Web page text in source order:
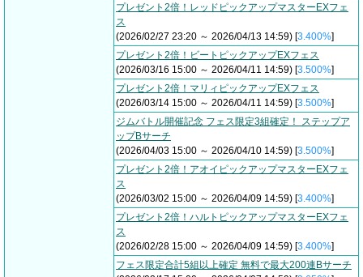
プレゼント2倍！レッドピックアップマスターEXフェ
ス
(2026/02/27 23:20 ～ 2026/04/13 14:59) [3.400%]
プレゼント2倍！ビートピックアップEXフェス
(2026/03/16 15:00 ～ 2026/04/11 14:59) [3.500%]
プレゼント2倍！マリィピックアップEXフェス
(2026/03/14 15:00 ～ 2026/04/11 14:59) [3.500%]
ジムバトル開催記念 フェス限定3組確定！ ステップア
ップBサーチ
(2026/04/03 15:00 ～ 2026/04/10 14:59) [3.500%]
プレゼント2倍！アオイピックアップマスターEXフェ
ス
(2026/03/02 15:00 ～ 2026/04/09 14:59) [3.400%]
プレゼント2倍！ハルトピックアップマスターEXフェ
ス
(2026/02/28 15:00 ～ 2026/04/09 14:59) [3.400%]
フェス限定合計5組以上確定 無料で最大200連Bサーチ